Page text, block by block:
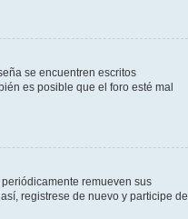
se encuentren escritos
es posible que el foro esté mal
remueven sus
registrese de nuevo y participe de